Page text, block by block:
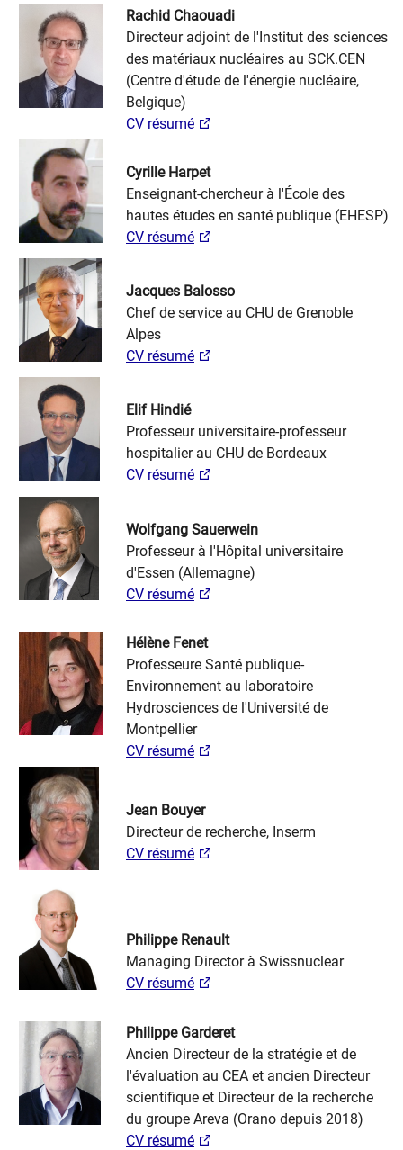
Rachid Chaouadi
Directeur adjoint de l'Institut des sciences
des matériaux nucléaires au SCK.CEN
(Centre d'étude de l'énergie nucléaire,
Belgique)
CV résumé
Cyrille Harpet
Enseignant-chercheur à l'École des
hautes études en santé publique (EHESP)
CV résumé
Jacques Balosso
Chef de service au CHU de Grenoble
Alpes
CV résumé
Elif Hindié
Professeur universitaire-professeur
hospitalier au CHU de Bordeaux
CV résumé
Wolfgang Sauerwein
Professeur à l'Hôpital universitaire
d'Essen (Allemagne)
CV résumé
Hélène Fenet
Professeure Santé publique-
Environnement au laboratoire
Hydrosciences de l'Université de
Montpellier
CV résumé
Jean Bouyer
Directeur de recherche, Inserm
CV résumé
Philippe Renault
Managing Director à Swissnuclear
CV résumé
Philippe Garderet
Ancien Directeur de la stratégie et de
l'évaluation au CEA et ancien Directeur
scientifique et Directeur de la recherche
du groupe Areva (Orano depuis 2018)
CV résumé